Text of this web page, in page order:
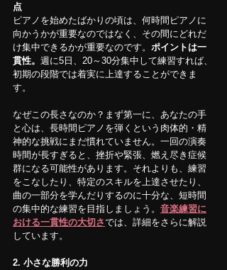
点
ピアノを始めたばかりの頃は、何時間ピアノに
向かうかが重要なのではなく、その間にどれだ
け集中できるかが重要なのです。 ポイントは一
貫性。 週に5日、20～30分集中して練習すれば、
初期の段階では着実に上達することができま
す。
なぜこの長さなのか？まず第一に、あなたの手
と心は、長時間ピアノを弾くという肉体的・精
神的な挑戦にまだ慣れていません。一回の演奏
時間が長すぎると、挫折や緊張、燃え尽き症候
群になる可能性があります。それよりも、練習
をこなしたり、特定のスキルを上達させたり、
曲の一部分を学んだりするのに十分な、短時間
の集中的な練習を目指しましょう。 音楽練習に
おける一貫性の大切さでは、詳細をさらに解説
しています。
2. 小さな勝利の力